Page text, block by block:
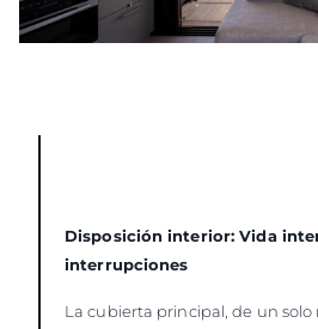
Disposición interior: Vida
interrupciones
La cubierta principal, de un solo